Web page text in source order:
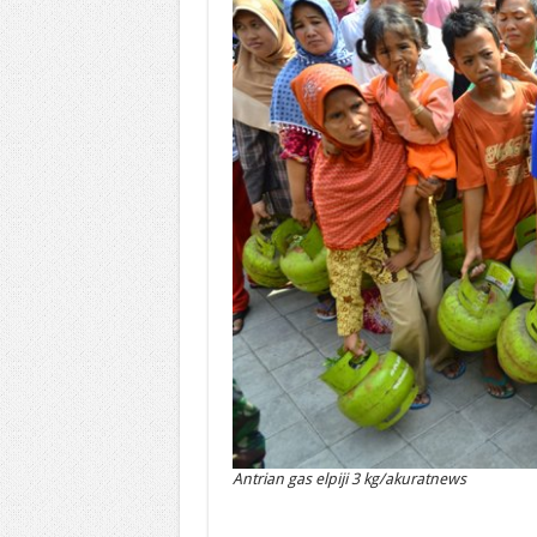
Antrian gas elpiji 3 kg/akuratnews